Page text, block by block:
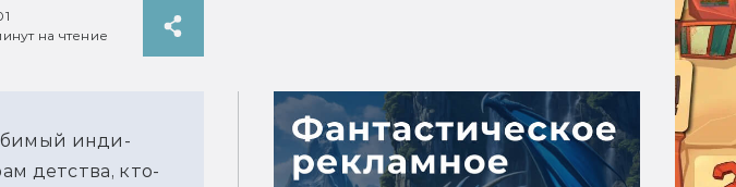
на чтение
инди-
детства, кто-